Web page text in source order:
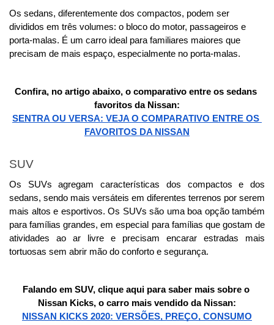
Os sedans, diferentemente dos compactos, podem ser
divididos em três volumes: o bloco do motor, passageiros e
porta-malas. É um carro ideal para familiares maiores que
precisam de mais espaço, especialmente no porta-malas.
Confira, no artigo abaixo, o comparativo entre os sedans
favoritos da Nissan:
SENTRA OU VERSA: VEJA O COMPARATIVO ENTRE OS
FAVORITOS DA NISSAN
SUV
Os SUVs agregam características dos compactos e dos
sedans, sendo mais versáteis em diferentes terrenos por serem
mais altos e esportivos. Os SUVs são uma boa opção também
para famílias grandes, em especial para famílias que gostam de
atividades ao ar livre e precisam encarar estradas mais
tortuosas sem abrir mão do conforto e segurança.
Falando em SUV, clique aqui para saber mais sobre o
Nissan Kicks, o carro mais vendido da Nissan:
NISSAN KICKS 2020: VERSÕES, PREÇO, CONSUMO